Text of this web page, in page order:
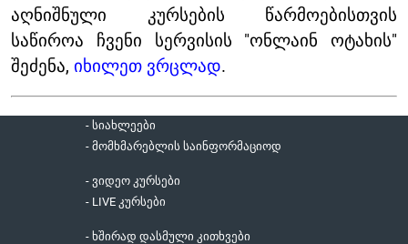
აღნიშნული კურსების წარმოებისთვის
საწიროა ჩვენი სერვისის "ონლაინ ოტახის"
შეძენა, იხილეთ ვრცლად.
- სიახლეები
- მომხმარებლის საინფორმაციოდ
- ვიდეო კურსები
- LIVE კურსები
- ხშირად დასმული კითხვები